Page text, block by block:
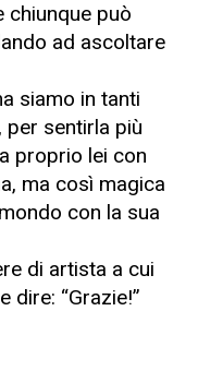
chiunque può
ad ascoltare
siamo in tanti
sentirla più
proprio lei con
ma così magica
con la sua
di artista a cui
dire: “Grazie!”